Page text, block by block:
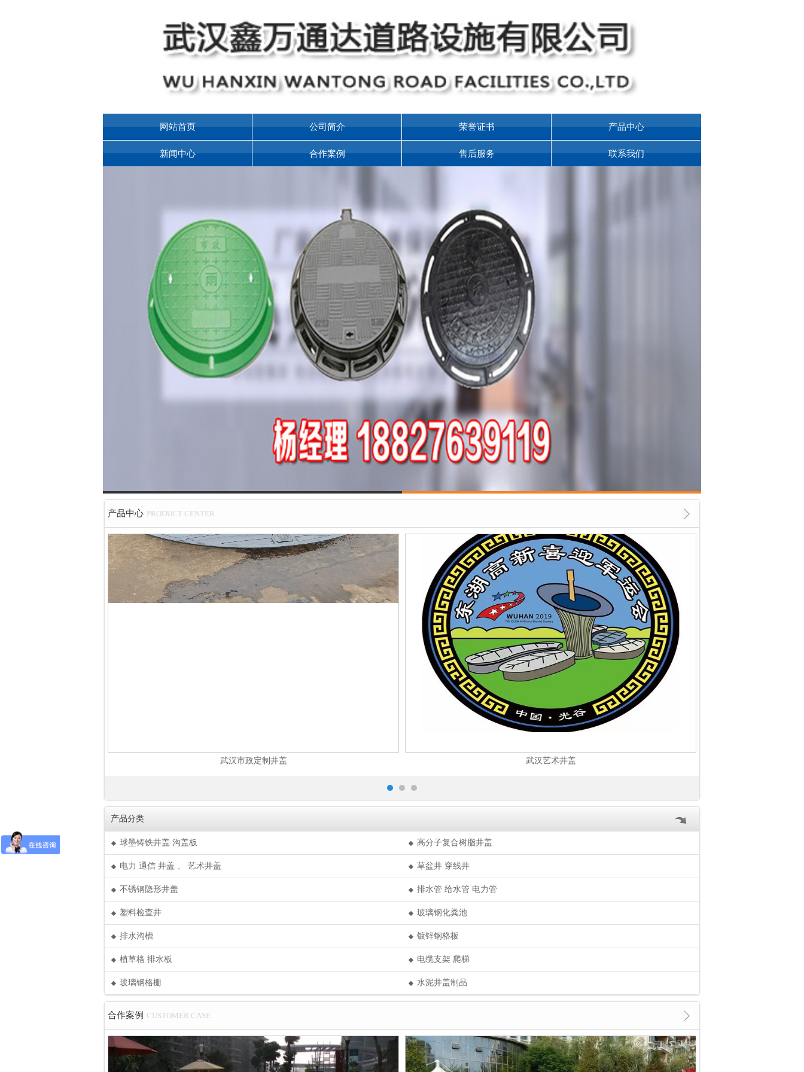
网站首页 公司简介 荣誉证书 产品中心
新闻中心 合作案例 售后服务 联系我们
产品中心 PRODUCT CENTER
武汉市政定制井盖 武汉艺术井盖
产品分类
球墨铸铁井盖 沟盖板 高分子复合树脂井盖
电力 通信 井盖 、 艺术井盖 草盆井 穿线井
不锈钢隐形井盖 排水管 给水管 电力管
塑料检查井 玻璃钢化粪池
排水沟槽 镀锌钢格板
植草格 排水板 电缆支架 爬梯
玻璃钢格栅 水泥井盖制品
合作案例 CUSTOMER CASE